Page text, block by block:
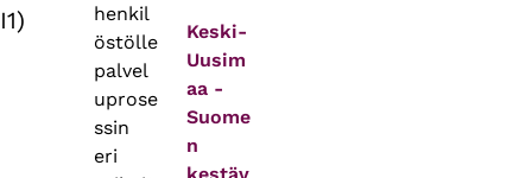
I1)
henkil
östölle
palvel
uprose
ssin
eri
Keski-
Uusim
aa -
Suome
n